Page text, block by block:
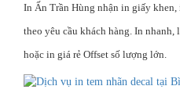
In Ấn Trần Hùng nhận in giấy
theo yêu cầu khách hàng. In nhanh,
hoặc in giá rẻ Offset số lượng lớn.